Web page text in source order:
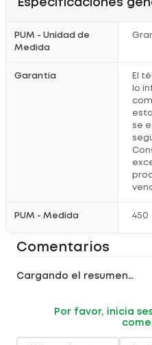
Especificaciones
PUM - Unidad de
Medida
Garantía
El
lo
se
PUM - Medida 450
Comentarios
Cargando el resumen…
Por favor, inicia